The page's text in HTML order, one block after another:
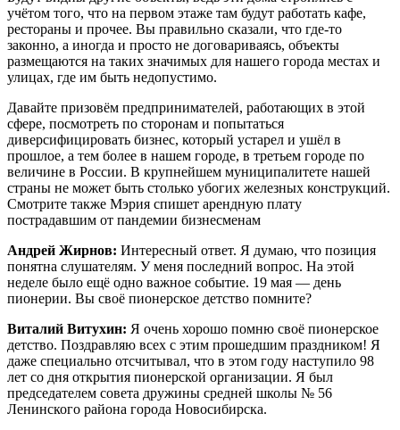
учётом того, что на первом этаже там будут работать кафе,
рестораны и прочее. Вы правильно сказали, что где-то
законно, а иногда и просто не договариваясь, объекты
размещаются на таких значимых для нашего города местах и
улицах, где им быть недопустимо.
Давайте призовём предпринимателей, работающих в этой
сфере, посмотреть по сторонам и попытаться
диверсифицировать бизнес, который устарел и ушёл в
прошлое, а тем более в нашем городе, в третьем городе по
величине в России. В крупнейшем муниципалитете нашей
страны не может быть столько убогих железных конструкций.
Смотрите также Мэрия спишет арендную плату
пострадавшим от пандемии бизнесменам
Андрей Жирнов: Интересный ответ. Я думаю, что позиция
понятна слушателям. У меня последний вопрос. На этой
неделе было ещё одно важное событие. 19 мая — день
пионерии. Вы своё пионерское детство помните?
Виталий Витухин: Я очень хорошо помню своё пионерское
детство. Поздравляю всех с этим прошедшим праздником! Я
даже специально отсчитывал, что в этом году наступило 98
лет со дня открытия пионерской организации. Я был
председателем совета дружины средней школы № 56
Ленинского района города Новосибирска.